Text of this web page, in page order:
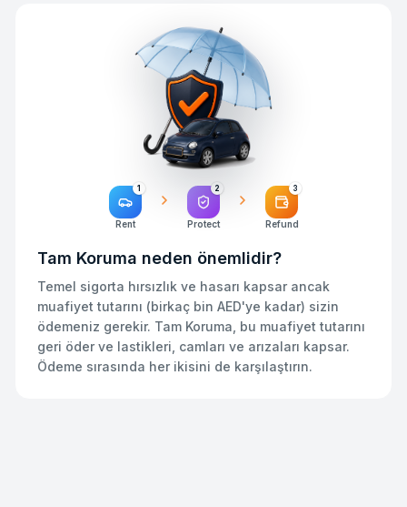
1
Rent
2
Protect
3
Refund
Tam Koruma neden önemlidir?
Temel sigorta hırsızlık ve hasarı kapsar ancak
muafiyet tutarını (birkaç bin AED'ye kadar) sizin
ödemeniz gerekir. Tam Koruma, bu muafiyet tutarını
geri öder ve lastikleri, camları ve arızaları kapsar.
Ödeme sırasında her ikisini de karşılaştırın.